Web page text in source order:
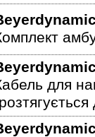
для